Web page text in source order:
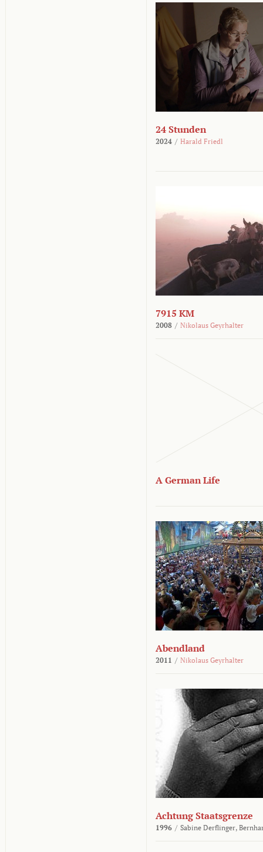
24 Stunden
2024 / Harald Friedl
7915 KM
2008 / Nikolaus Geyrhalter
A German Life
Abendland
2011 / Nikolaus Geyrhalter
Achtung Staatsgrenze
1996 / Sabine Derflinger,